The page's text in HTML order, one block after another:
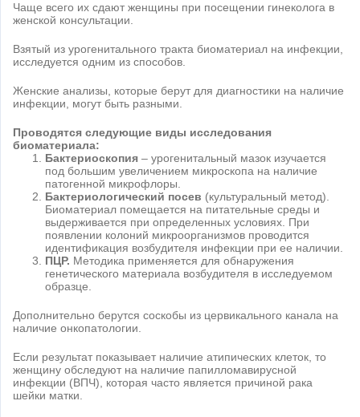
Чаще всего их сдают женщины при посещении гинеколога в
женской консультации.
Взятый из урогенитального тракта биоматериал на инфекции,
исследуется одним из способов.
Женские анализы, которые берут для диагностики на наличие
инфекции, могут быть разными.
Проводятся следующие виды исследования
биоматериала:
Бактериоскопия – урогенитальный мазок изучается
под большим увеличением микроскопа на наличие
патогенной микрофлоры.
Бактериологический посев (культуральный метод).
Биоматериал помещается на питательные среды и
выдерживается при определенных условиях. При
появлении колоний микроорганизмов проводится
идентификация возбудителя инфекции при ее наличии.
ПЦР. Методика применяется для обнаружения
генетического материала возбудителя в исследуемом
образце.
Дополнительно берутся соскобы из цервикального канала на
наличие онкопатологии.
Если результат показывает наличие атипических клеток, то
женщину обследуют на наличие папилломавирусной
инфекции (ВПЧ), которая часто является причиной рака
шейки матки.